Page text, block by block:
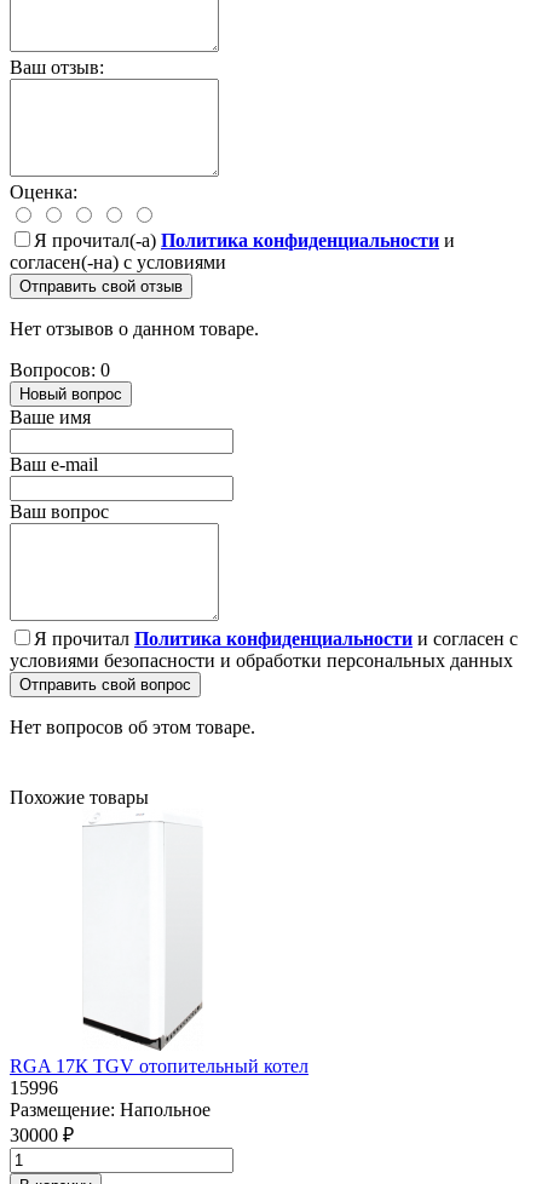
Ваш отзыв:
Оценка:
Я прочитал(-а) Политика конфиденциальности и
согласен(-на) с условиями
Отправить свой отзыв
Нет отзывов о данном товаре.
Вопросов: 0
Новый вопрос
Ваше имя
Ваш e-mail
Ваш вопрос
Я прочитал Политика конфиденциальности и согласен с
условиями безопасности и обработки персональных данных
Отправить свой вопрос
Нет вопросов об этом товаре.
Похожие товары
RGA 17К TGV отопительный котел
15996
Размещение: Напольное
30000 ₽